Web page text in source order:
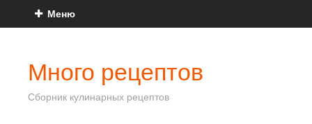
Меню
Много рецептов
Сборник кулинарных рецептов